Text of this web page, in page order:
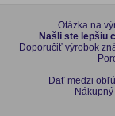
Otázka na
Našli ste lepšiu
Doporučiť výrobok
Dať medzi